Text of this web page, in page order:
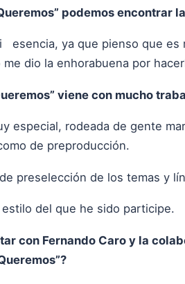
podemos encontrar
esencia, ya que pienso que
dio la enhorabuena por
viene con mucho
especial, rodeada de gente
de preproducción.
preselección de los temas y
del que he sido participe.
con Fernando Caro y la